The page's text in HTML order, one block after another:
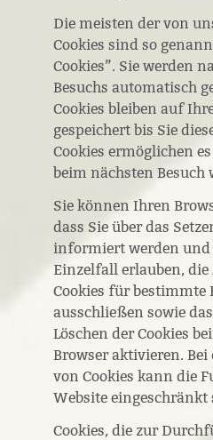
Die meisten der von
Cookies sind so
Cookies”. Sie werden
Besuchs automatisch
Cookies bleiben auf
gespeichert bis Sie
Cookies ermöglichen
beim nächsten Besuch
Sie können Ihren
dass Sie über das
informiert werden und
Einzelfall erlauben,
Cookies für bestimmte
ausschließen sowie
Löschen der Cookies
Browser aktivieren.
von Cookies kann die
Website eingeschränkt
Cookies, die zur